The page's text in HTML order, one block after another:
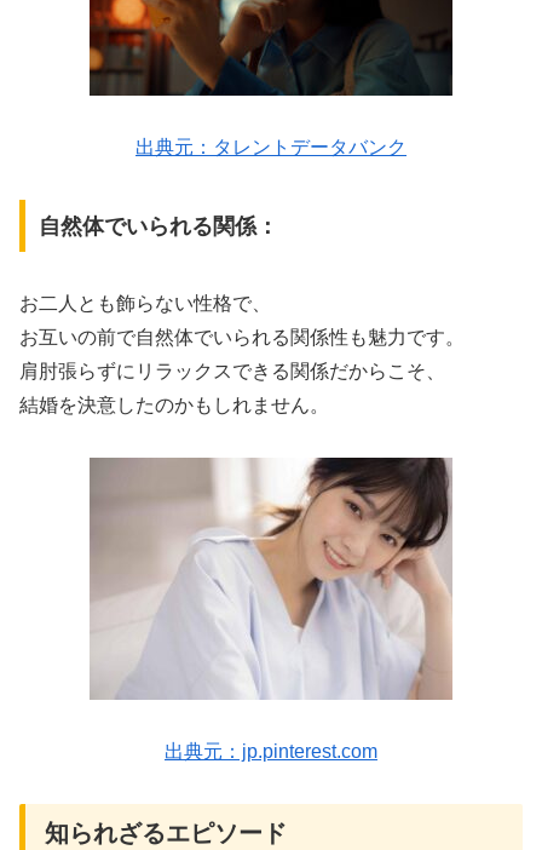
出典元：タレントデータバンク
自然体でいられる関係：
お二人とも飾らない性格で、
お互いの前で自然体でいられる関係性も魅力です。
肩肘張らずにリラックスできる関係だからこそ、
結婚を決意したのかもしれません。
出典元：jp.pinterest.com
知られざるエピソード